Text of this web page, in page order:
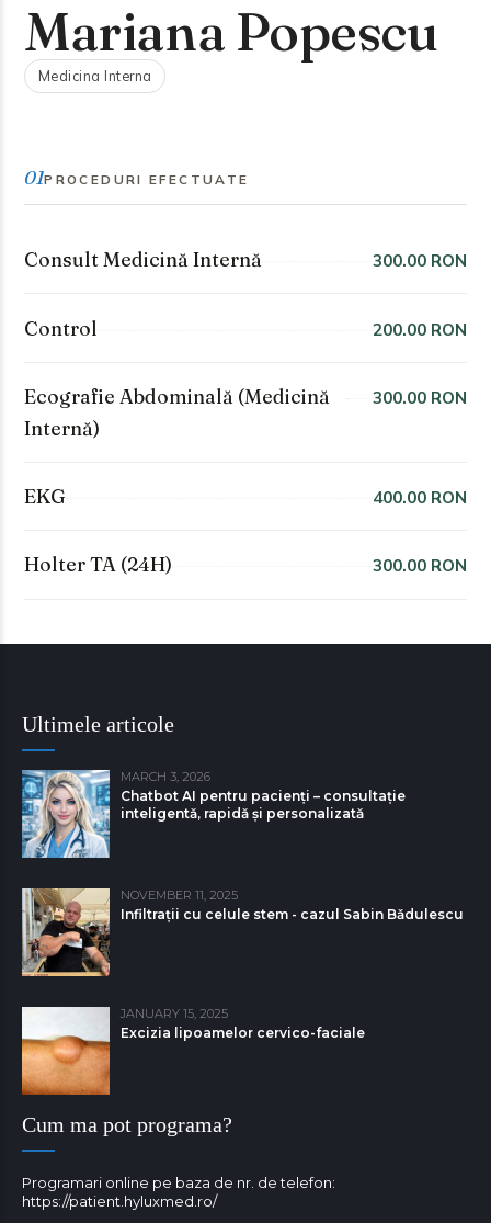
Mariana Popescu
Medicina Interna
01PROCEDURI EFECTUATE
Consult Medicină Internă 300.00 RON
Control 200.00 RON
Ecografie Abdominală (Medicină
Internă)
300.00 RON
EKG 400.00 RON
Holter TA (24H) 300.00 RON
Ultimele articole
MARCH 3, 2026
Chatbot AI pentru pacienți – consultație
inteligentă, rapidă și personalizată
NOVEMBER 11, 2025
Infiltrații cu celule stem - cazul Sabin Bǎdulescu
JANUARY 15, 2025
Excizia lipoamelor cervico-faciale
Cum ma pot programa?
Programari online pe baza de nr. de telefon:
https://patient.hyluxmed.ro/